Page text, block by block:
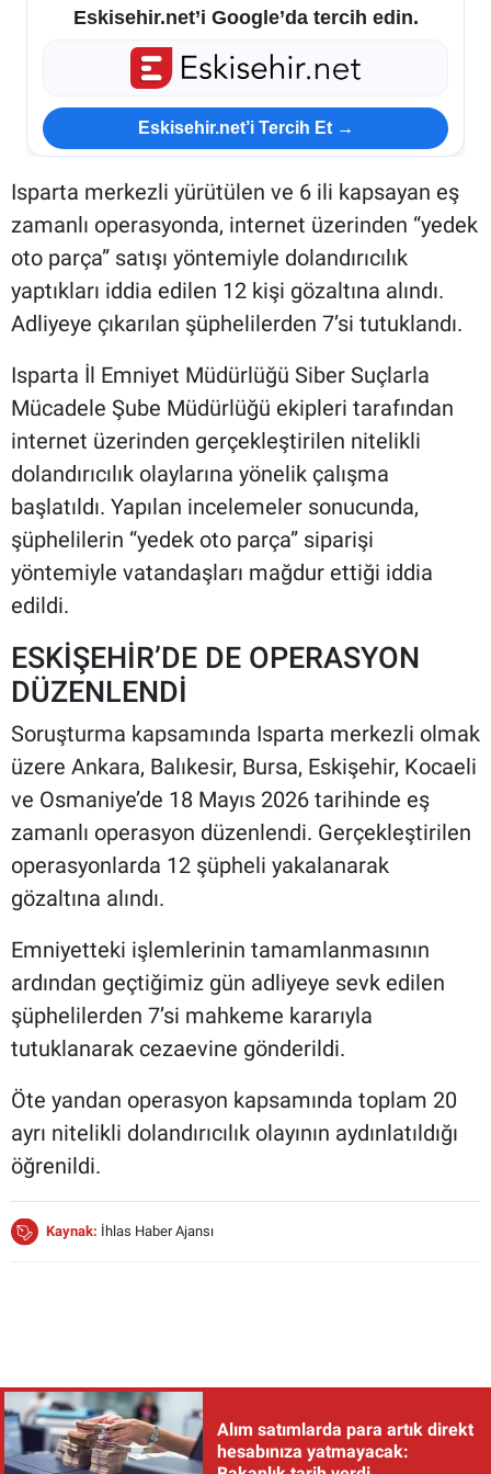
Eskisehir.net’i Google’da tercih edin.
Eskisehir.net’i Tercih Et →
Isparta merkezli yürütülen ve 6 ili kapsayan eş
zamanlı operasyonda, internet üzerinden “yedek
oto parça” satışı yöntemiyle dolandırıcılık
yaptıkları iddia edilen 12 kişi gözaltına alındı.
Adliyeye çıkarılan şüphelilerden 7’si tutuklandı.
Isparta İl Emniyet Müdürlüğü Siber Suçlarla
Mücadele Şube Müdürlüğü ekipleri tarafından
internet üzerinden gerçekleştirilen nitelikli
dolandırıcılık olaylarına yönelik çalışma
başlatıldı. Yapılan incelemeler sonucunda,
şüphelilerin “yedek oto parça” siparişi
yöntemiyle vatandaşları mağdur ettiği iddia
edildi.
ESKİŞEHİR’DE DE OPERASYON
DÜZENLENDİ
Soruşturma kapsamında Isparta merkezli olmak
üzere Ankara, Balıkesir, Bursa, Eskişehir, Kocaeli
ve Osmaniye’de 18 Mayıs 2026 tarihinde eş
zamanlı operasyon düzenlendi. Gerçekleştirilen
operasyonlarda 12 şüpheli yakalanarak
gözaltına alındı.
Emniyetteki işlemlerinin tamamlanmasının
ardından geçtiğimiz gün adliyeye sevk edilen
şüphelilerden 7’si mahkeme kararıyla
tutuklanarak cezaevine gönderildi.
Öte yandan operasyon kapsamında toplam 20
ayrı nitelikli dolandırıcılık olayının aydınlatıldığı
öğrenildi.
Kaynak: İhlas Haber Ajansı
Alım satımlarda para artık direkt
hesabınıza yatmayacak: